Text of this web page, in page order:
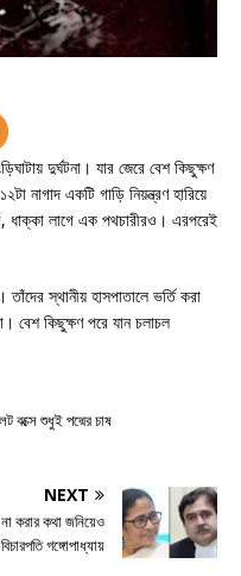
দুর্ঘটনা। যার জেরে বেশ কিছুক্ষণ
নাগাদ একটি গাড়ি নিয়ন্ত্রণ হারিয়ে
ধাক্কা লাগে এক পথচারীরও। এরপরেই
স্থানীয় হাসপাতালে ভর্তি করা
বেশ কিছুক্ষণ পরে যান চলাচল
বক্সে শুধুই পদ্মের চাষ
NEXT
করার কথা জনিয়েও
গঙ্গোপাধ্যায়